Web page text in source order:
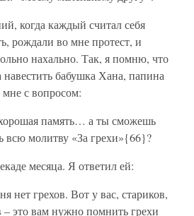
когда каждый считал себя
рождали во мне протест, и
нахально. Так, я помню, что
бабушка Хана, папина
мне с вопросом:
память… а ты сможешь
всю молитву «За грехи»{66}?
месяца. Я ответил ей:
нет грехов. Вот у вас, стариков,
– это вам нужно помнить грехи